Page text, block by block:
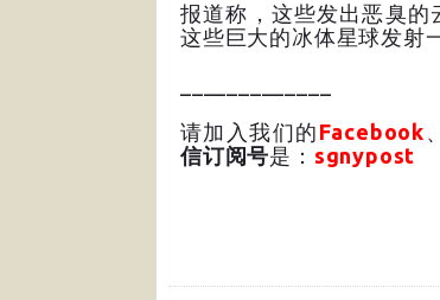
报道称，这些发出恶臭的
这些巨大的冰体星球发射
请加入我们的 Facebook 、
信订阅号是： sgnypost